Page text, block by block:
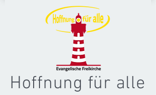
Hoffnung für alle